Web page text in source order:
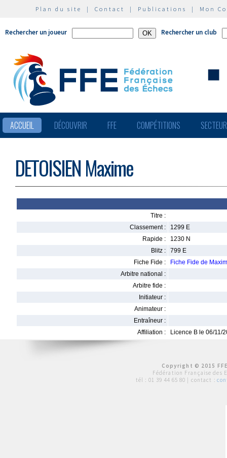
Plan du site | Contact | Publications | Mon
Rechercher un joueur Rechercher un club
ACCUEIL DÉCOUVRIR FFE COMPÉTITIONS
DETOISIEN Maxime
Titre :
Classement :
1299 E
Rapide :
1230 N
Blitz :
799 E
Fiche Fide :
Fiche Fide de
Arbitre national :
Arbitre fide :
Initiateur :
Animateur :
Entraîneur :
Affiliation :
Licence B le 06/11/
Copyright © 2015
Fédération Française des
tél : 01 39 44 65 80 | contact :